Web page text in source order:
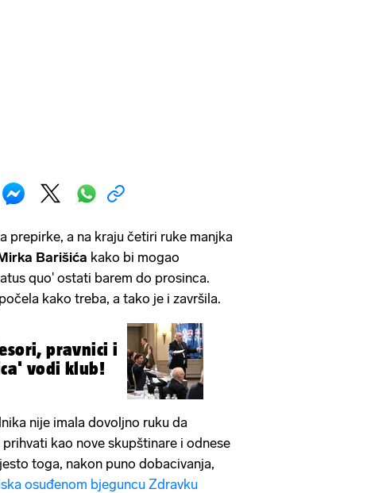
prepirke, a na kraju četiri ruke manjka
Barišića kako bi mogao
quo' ostati barem do prosinca.
kako treba, a tako je i završila.
pravnici i
vodi klub!
nije imala dovoljno ruku da
kao nove skupštinare i odnese
toga, nakon puno dobacivanja,
osuđenom bjeguncu Zdravku